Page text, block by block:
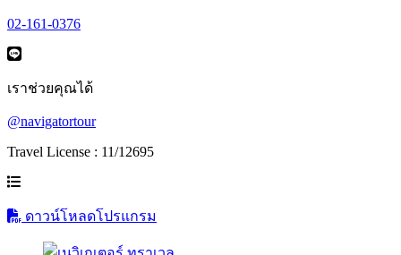
02-161-0376
เราช่วยคุณได้
@navigatortour
Travel License : 11/12695
ดาวน์โหลดโปรแกรม